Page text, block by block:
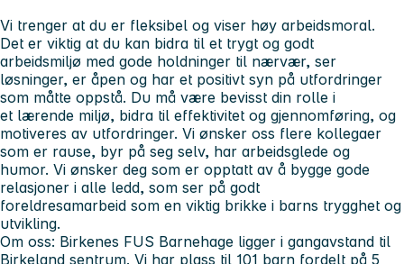
Vi trenger at du er fleksibel og viser høy arbeidsmoral.
Det er viktig at du kan bidra til et trygt og godt
arbeidsmiljø med gode holdninger til nærvær, ser
løsninger, er åpen og har et positivt syn på utfordringer
som måtte oppstå. Du må være bevisst din rolle i
et lærende miljø, bidra til effektivitet og gjennomføring, og
motiveres av utfordringer. Vi ønsker oss flere kollegaer
som er rause, byr på seg selv, har arbeidsglede og
humor. Vi ønsker deg som er opptatt av å bygge gode
relasjoner i alle ledd, som ser på godt
foreldresamarbeid som en viktig brikke i barns trygghet og
utvikling.
Om oss: Birkenes FUS Barnehage ligger i gangavstand til
Birkeland sentrum. Vi har plass til 101 barn fordelt på 5